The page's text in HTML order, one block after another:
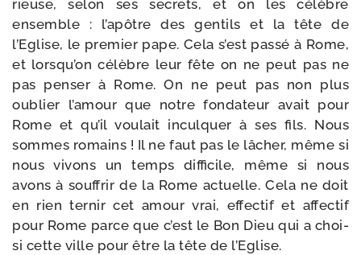
rieuse, selon ses secrets, et on les célèbre
ensemble : l’apôtre des gen­tils et la tête de
l’Eglise, le pre­mier pape. Cela s’est pas­sé à Rome,
et lorsqu’on célèbre leur fête on ne peut pas ne
pas pen­ser à Rome. On ne peut pas non plus
oublier l’amour que notre fon­da­teur avait pour
Rome et qu’il vou­lait incul­quer à ses fils. Nous
sommes romains ! Il ne faut pas le lâcher, même si
nous vivons un temps dif­fi­cile, même si nous
avons à souf­frir de la Rome actuelle. Cela ne doit
en rien ter­nir cet amour vrai, effec­tif et affec­tif
pour Rome parce que c’est le Bon Dieu qui a choi­
si cette ville pour être la tête de l’Eglise.